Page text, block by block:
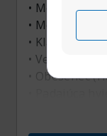
• Medvedie
• Medvedie
• Kladivo a
• Večerná a
• Obesenec